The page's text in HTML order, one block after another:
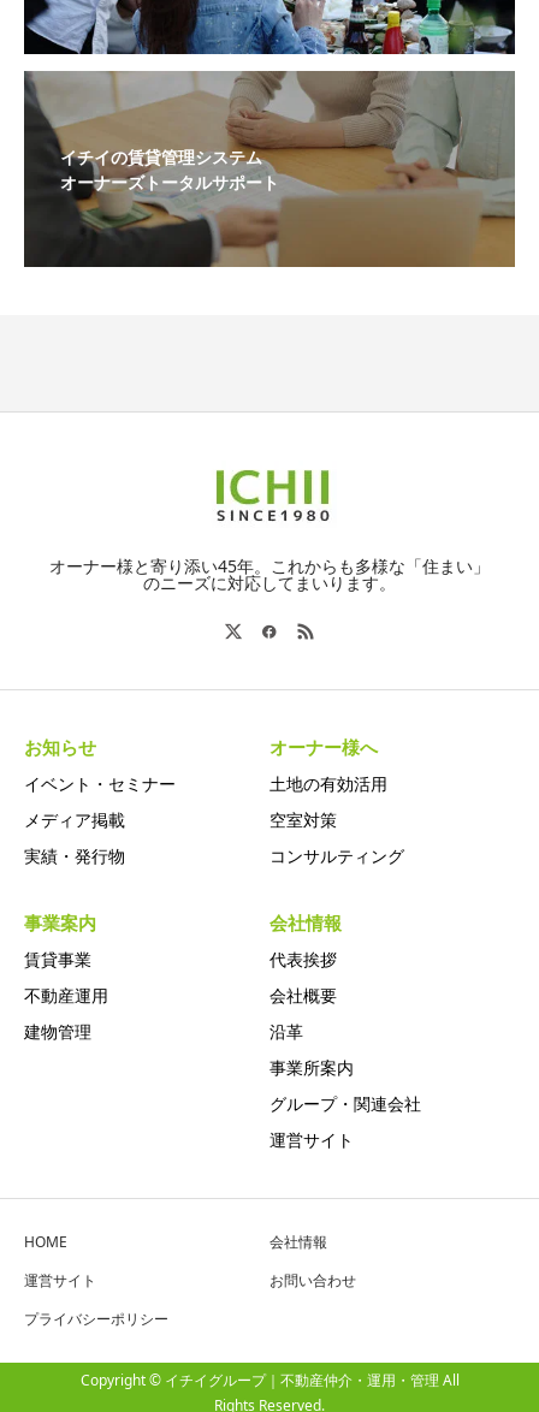
イチイの賃貸管理システム
オーナーズトータルサポート
オーナー様と寄り添い45年。これからも多様な「住まい」
のニーズに対応してまいります。
お知らせ
イベント・セミナー
メディア掲載
実績・発行物
オーナー様へ
土地の有効活用
空室対策
コンサルティング
事業案内
賃貸事業
不動産運用
建物管理
会社情報
代表挨拶
会社概要
沿革
事業所案内
グループ・関連会社
運営サイト
HOME
会社情報
運営サイト
お問い合わせ
プライバシーポリシー
Copyright © イチイグループ｜不動産仲介・運用・管理 All
Rights Reserved.